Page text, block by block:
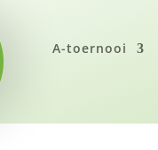
A-toernooi